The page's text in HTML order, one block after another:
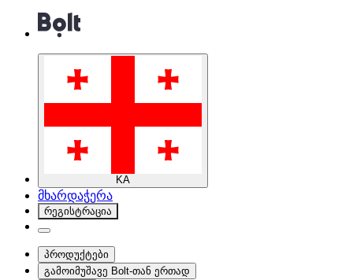
KA
მხარდაჭერა
რეგისტრაცია
პროდუქტები
გამოიმუშავე Bolt-თან ერთად